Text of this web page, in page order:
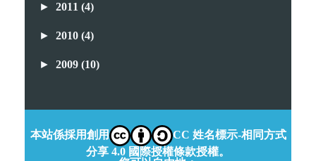
► 2011 (4)
► 2010 (4)
► 2009 (10)
本站係採用創用
CC 姓名標示-相同方式
分享 4.0 國際授權條款授權。